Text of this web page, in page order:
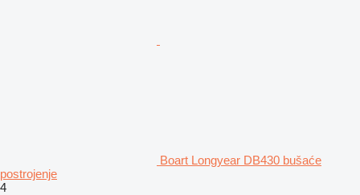
Boart Longyear DB430 bušaće
postrojenje
4